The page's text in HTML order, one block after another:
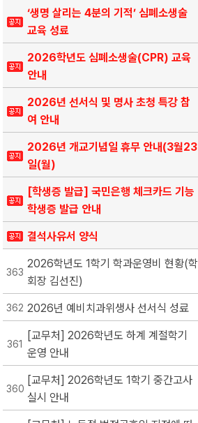
‘생명 살리는 4분의 기적’ 심폐소생술
교육 성료
2026학년도 심폐소생술(CPR) 교육
안내
2026년 선서식 및 명사 초청 특강 참
여 안내
2026년 개교기념일 휴무 안내(3월23
일(월)
[학생증 발급] 국민은행 체크카드 기능
학생증 발급 안내
결석사유서 양식
363
2026학년도 1학기 학과운영비 현황(학
회장 김선진)
362 2026년 예비치과위생사 선서식 성료
361
[교무처] 2026학년도 하계 계절학기
운영 안내
360
[교무처] 2026학년도 1학기 중간고사
실시 안내